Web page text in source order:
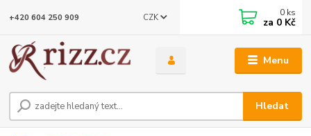
Menu
CZK
Hledat
+420 604 250 909 0 ks
za 0 Kč